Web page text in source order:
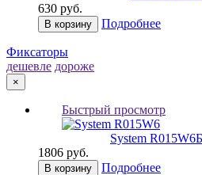
630 руб.
В корзину Подробнее
Фиксаторы
дешевле дороже
×
Быстрый просмотр
System R015W6
1806 руб.
В корзину
Подробнее